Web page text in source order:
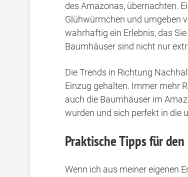
des Amazonas, übernachten.
Glühwürmchen und umgeben
wahrhaftig ein Erlebnis, das
Baumhäuser sind nicht nur
Die Trends in Richtung
Einzug gehalten. Immer mehr
auch die Baumhäuser im
wurden und sich perfekt in die
Praktische Tipps für
Wenn ich aus meiner eigenen